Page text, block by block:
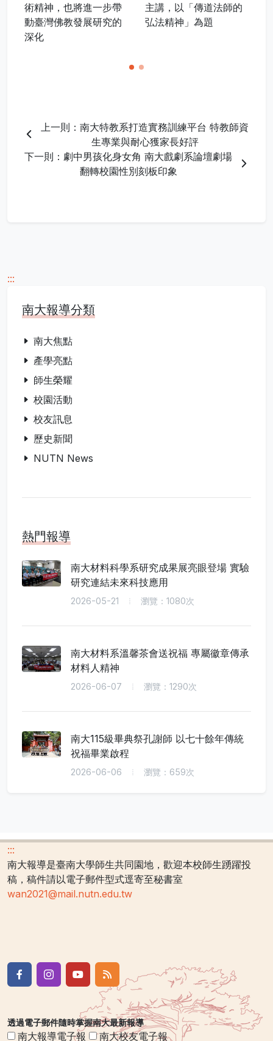
主講，以「傳道法師的
弘法精神」為題
踐特色納入探討範疇，
展現對在地文化與佛教
上一則：南大特教系打造實務訓練平台 特教師資
生專業與耐心獲家長好評
下一則：劇中男孩化身女角 南大戲劇系論壇劇場
翻轉校園性別刻板印象
:::
南大報導分類
南大焦點
產學亮點
師生榮耀
校園活動
校友訊息
歷史新聞
NUTN News
熱門報導
南大材料科學系研究成果展亮眼登場 實驗
研究連結未來科技應用
2026-05-21 瀏覽：1080次
南大材料系溫馨茶會送祝福 專屬徽章傳承
材料人精神
2026-06-07 瀏覽：1290次
南大115級畢典祭孔謝師 以七十餘年傳統
祝福畢業啟程
2026-06-06 瀏覽：659次
:::
南大報導是臺南大學師生共同園地，歡迎本校師生踴躍投
稿，稿件請以電子郵件型式逕寄至秘書室
wan2021@mail.nutn.edu.tw
透過電子郵件隨時掌握南大最新報導
南大報導電子報 南大校友電子報